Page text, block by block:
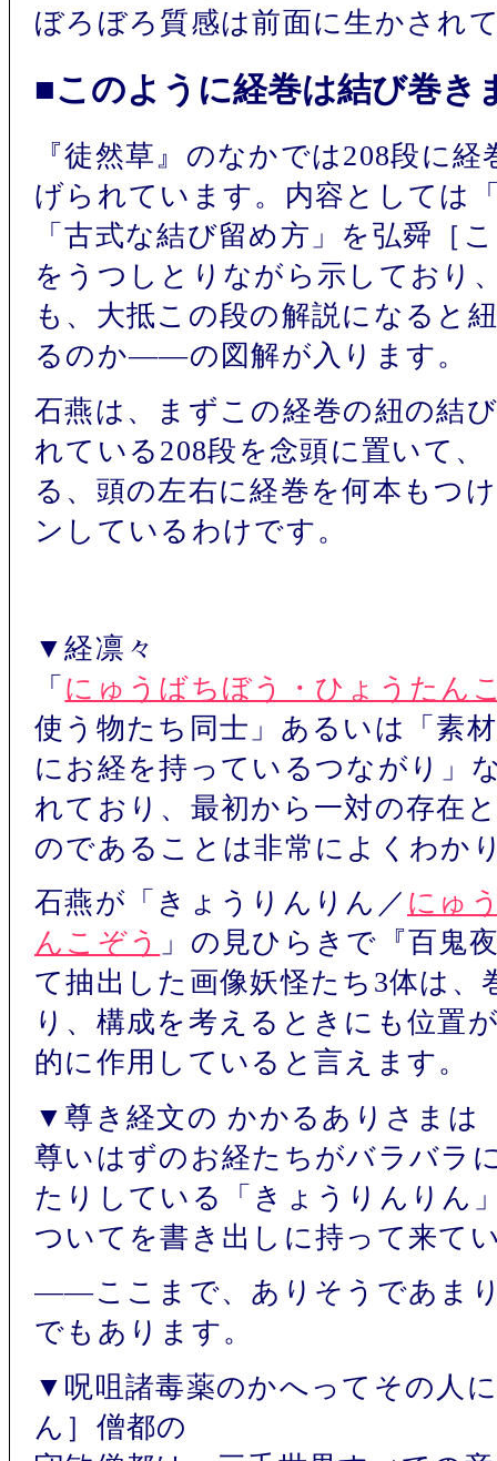
ぼろぼろ質感は前面に生かされ
■このように経巻は結び巻き
『徒然草』のなかでは208段に
げられています。内容としては
「古式な結び留め方」を弘舜［
をうつしとりながら示しており
も、大抵この段の解説になると
るのか――の図解が入ります。
石燕は、まずこの経巻の紐の結
れている208段を念頭に置いて
る、頭の左右に経巻を何本もつ
ンしているわけです。
▼経凛々
「 にゅうばちぼう・ひょうたん
使う物たち同士」あるいは「素
にお経を持っているつながり」
れており、最初から一対の存在
のであることは非常によくわか
石燕が「きょうりんりん／ にゅ
んこぞう
」の見ひらきで『百鬼
て抽出した画像妖怪たち3体は、
り、構成を考えるときにも位置
的に作用していると言えます。
▼尊き経文の かかるありさまは
尊いはずのお経たちがバラバラ
たりしている「きょうりんりん
ついてを書き出しに持って来て
――ここまで、ありそうであま
でもあります。
▼呪咀諸毒薬のかへってその人
ん］僧都の